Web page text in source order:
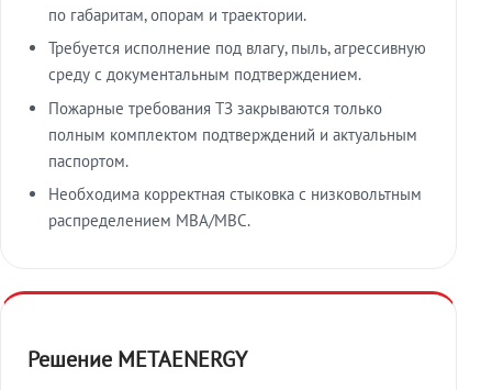
по габаритам, опорам и траектории.
Требуется исполнение под влагу, пыль, агрессивную
среду с документальным подтверждением.
Пожарные требования ТЗ закрываются только
полным комплектом подтверждений и актуальным
паспортом.
Необходима корректная стыковка с низковольтным
распределением МВА/МВС.
Решение METAENERGY